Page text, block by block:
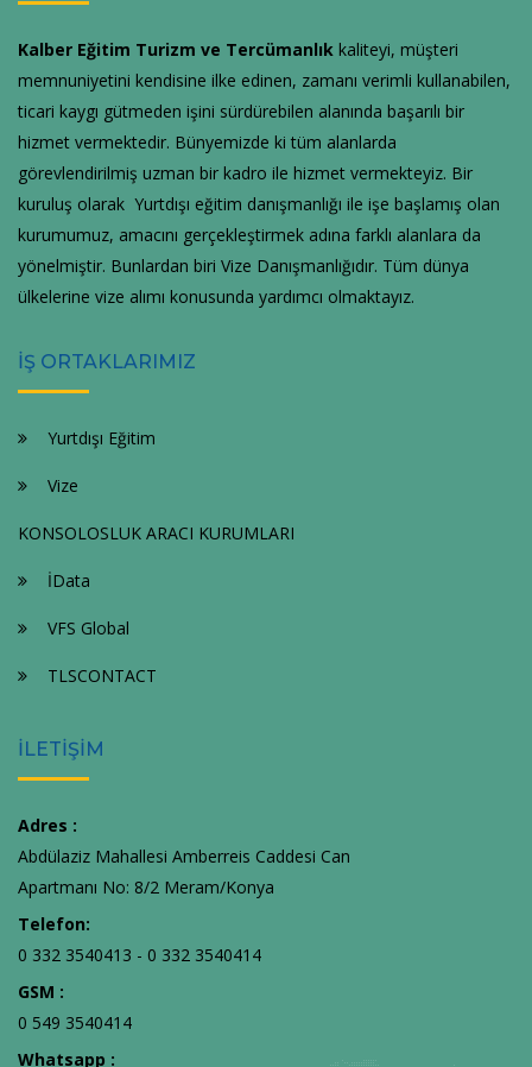
Kalber Eğitim Turizm ve Tercümanlık kaliteyi, müşteri
memnuniyetini kendisine ilke edinen, zamanı verimli kullanabilen,
ticari kaygı gütmeden işini sürdürebilen alanında başarılı bir
hizmet vermektedir. Bünyemizde ki tüm alanlarda
görevlendirilmiş uzman bir kadro ile hizmet vermekteyiz. Bir
kuruluş olarak Yurtdışı eğitim danışmanlığı ile işe başlamış olan
kurumumuz, amacını gerçekleştirmek adına farklı alanlara da
yönelmiştir. Bunlardan biri Vize Danışmanlığıdır. Tüm dünya
ülkelerine vize alımı konusunda yardımcı olmaktayız.
İŞ ORTAKLARIMIZ
Yurtdışı Eğitim
Vize
KONSOLOSLUK ARACI KURUMLARI
İData
VFS Global
TLSCONTACT
İLETİŞİM
Adres :
Abdülaziz Mahallesi Amberreis Caddesi Can
Apartmanı No: 8/2 Meram/Konya
Telefon:
0 332 3540413 - 0 332 3540414
GSM :
0 549 3540414
Whatsapp :